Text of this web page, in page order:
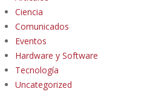
Ciencia
Comunicados
Eventos
Hardware y Software
Tecnología
Uncategorized